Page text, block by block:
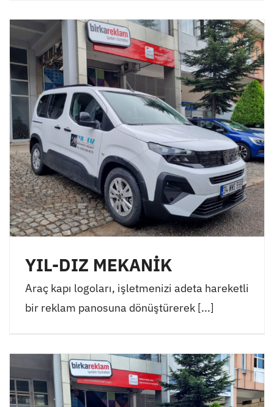
YIL-DIZ MEKANİK
Araç kapı logoları, işletmenizi adeta hareketli
bir reklam panosuna dönüştürerek [...]